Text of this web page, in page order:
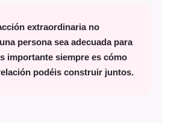
extraordinaria no
persona sea adecuada para
importante siempre es cómo
podéis construir juntos.